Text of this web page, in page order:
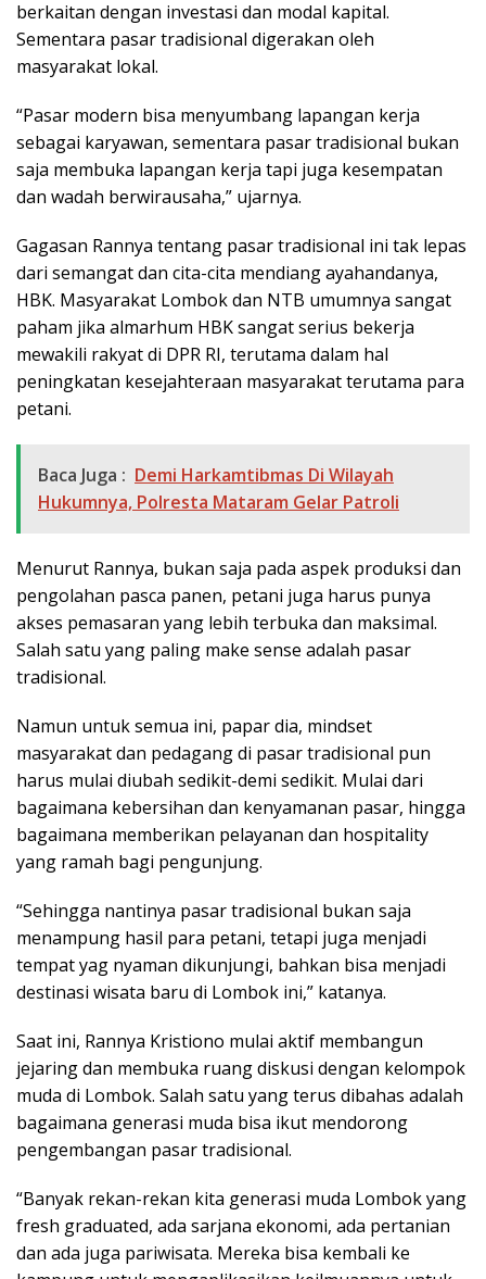
berkaitan dengan investasi dan modal kapital.
Sementara pasar tradisional digerakan oleh
masyarakat lokal.
“Pasar modern bisa menyumbang lapangan kerja
sebagai karyawan, sementara pasar tradisional bukan
saja membuka lapangan kerja tapi juga kesempatan
dan wadah berwirausaha,” ujarnya.
Gagasan Rannya tentang pasar tradisional ini tak lepas
dari semangat dan cita-cita mendiang ayahandanya,
HBK. Masyarakat Lombok dan NTB umumnya sangat
paham jika almarhum HBK sangat serius bekerja
mewakili rakyat di DPR RI, terutama dalam hal
peningkatan kesejahteraan masyarakat terutama para
petani.
Baca Juga : Demi Harkamtibmas Di Wilayah
Hukumnya, Polresta Mataram Gelar Patroli
Menurut Rannya, bukan saja pada aspek produksi dan
pengolahan pasca panen, petani juga harus punya
akses pemasaran yang lebih terbuka dan maksimal.
Salah satu yang paling make sense adalah pasar
tradisional.
Namun untuk semua ini, papar dia, mindset
masyarakat dan pedagang di pasar tradisional pun
harus mulai diubah sedikit-demi sedikit. Mulai dari
bagaimana kebersihan dan kenyamanan pasar, hingga
bagaimana memberikan pelayanan dan hospitality
yang ramah bagi pengunjung.
“Sehingga nantinya pasar tradisional bukan saja
menampung hasil para petani, tetapi juga menjadi
tempat yag nyaman dikunjungi, bahkan bisa menjadi
destinasi wisata baru di Lombok ini,” katanya.
Saat ini, Rannya Kristiono mulai aktif membangun
jejaring dan membuka ruang diskusi dengan kelompok
muda di Lombok. Salah satu yang terus dibahas adalah
bagaimana generasi muda bisa ikut mendorong
pengembangan pasar tradisional.
“Banyak rekan-rekan kita generasi muda Lombok yang
fresh graduated, ada sarjana ekonomi, ada pertanian
dan ada juga pariwisata. Mereka bisa kembali ke